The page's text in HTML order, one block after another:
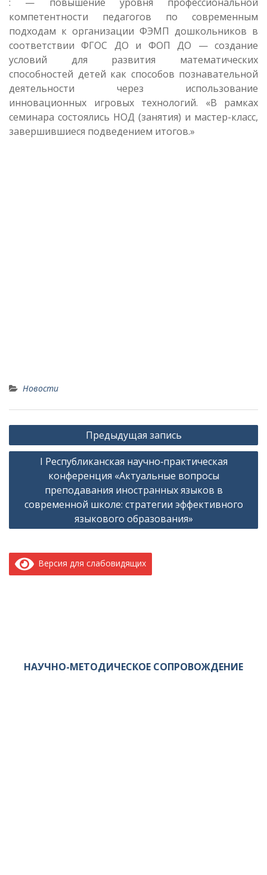
компетентности педагогов по современным
подходам к организации ФЭМП дошкольников в
соответствии ФГОС ДО и ФОП ДО — создание
условий для развития математических
способностей детей как способов познавательной
деятельности через использование
инновационных игровых технологий. «В рамках
семинара состоялись НОД (занятия) и мастер-класс,
завершившиеся подведением итогов.»
Новости
Навигация
по
записям
Предыдущая запись
I Республиканская научно‑практическая
конференция «Актуальные вопросы
преподавания иностранных языков в
современной школе: стратегии эффективного
языкового образования»
Версия для слабовидящих
НАУЧНО-МЕТОДИЧЕСКОЕ СОПРОВОЖДЕНИЕ